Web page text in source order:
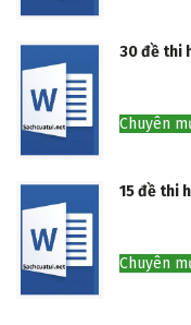
30 đề thi
Chuyên
15 đề thi
Chuyên